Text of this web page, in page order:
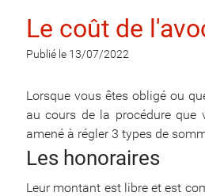
Le coût de
Publié le 13/07/2022
Lorsque vous êtes obligé ou
au cours de la procédure que
amené à régler 3 types de
Les honoraires
Leur montant est libre et est